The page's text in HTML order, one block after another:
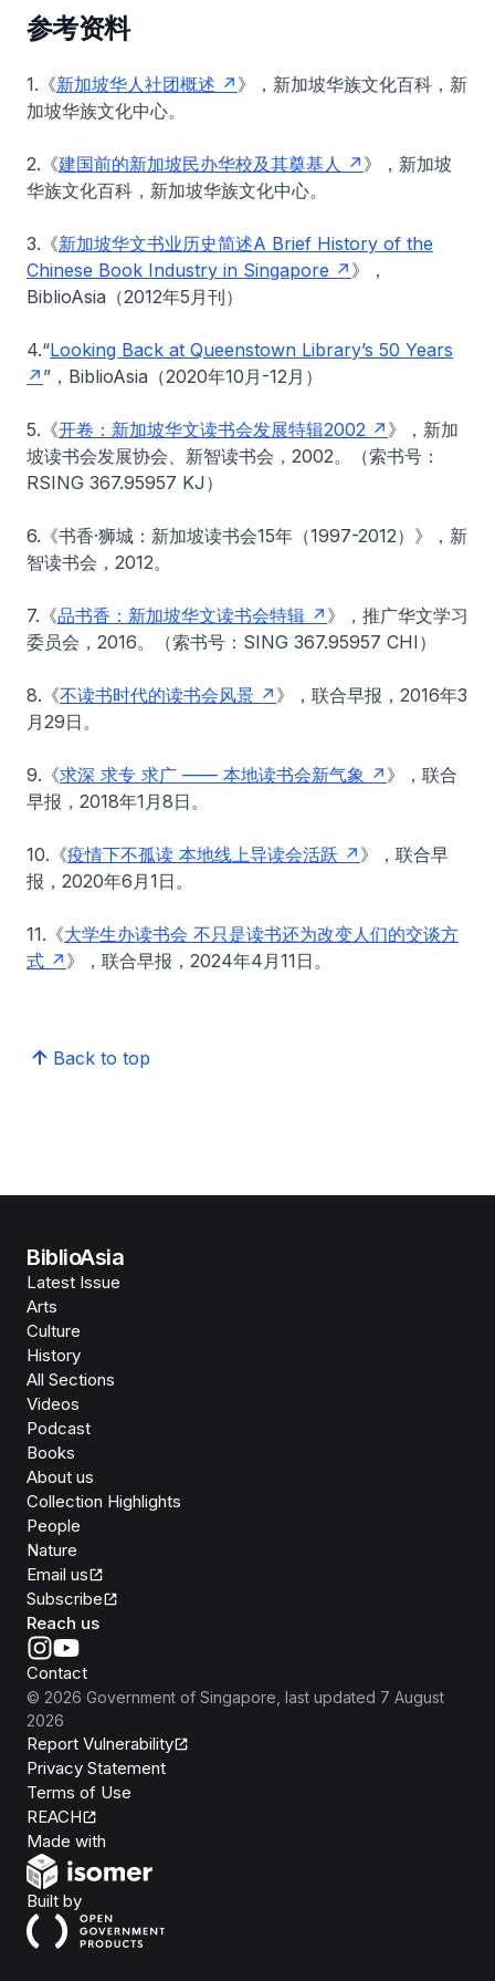
参考资料
1.《新加坡华人社团概述
》，新加坡华族文化百科，新
加坡华族文化中心。
2.《建国前的新加坡民办华校及其奠基人
》，新加坡
华族文化百科，新加坡华族文化中心。
3.《新加坡华文书业历史简述A Brief History of the
Chinese Book Industry in Singapore
》，
BiblioAsia（2012年5月刊）
4.“Looking Back at Queenstown Library’s 50 Years
”，BiblioAsia（2020年10月-12月）
5.《开卷：新加坡华文读书会发展特辑2002
》，新加
坡读书会发展协会、新智读书会，2002。（索书号：
RSING 367.95957 KJ）
6.《书香·狮城：新加坡读书会15年（1997-2012）》，新
智读书会，2012。
7.《品书香：新加坡华文读书会特辑
》，推广华文学习
委员会，2016。（索书号：SING 367.95957 CHI）
8.《不读书时代的读书会风景
》，联合早报，2016年3
月29日。
9.《求深 求专 求广 —— 本地读书会新气象
》，联合
早报，2018年1月8日。
10.《疫情下不孤读 本地线上导读会活跃
》，联合早
报，2020年6月1日。
11.《大学生办读书会 不只是读书还为改变人们的交谈方
式
》，联合早报，2024年4月11日。
Back to top
BiblioAsia
Latest Issue
Arts
Culture
History
All Sections
Videos
Podcast
Books
About us
Collection Highlights
People
Nature
Email us
Subscribe
Reach us
Contact
© 2026 Government of Singapore , last updated 7 August
2026
Report Vulnerability
Privacy Statement
Terms of Use
REACH
Made with
Built byOpen Government Products